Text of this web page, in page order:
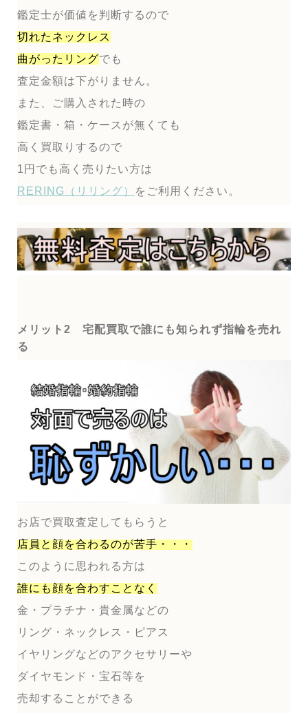
鑑定士が価値を判断するので
切れたネックレス
曲がったリングでも
査定金額は下がりません。
また、ご購入された時の
鑑定書・箱・ケースが無くても
高く買取りするので
1円でも高く売りたい方は
RERING（リリング）
をご利用ください。
メリット2 宅配買取で誰にも知られず指輪を売れ
る
お店で買取査定してもらうと
店員と顔を合わるのが苦手・・・
このように思われる方は
誰にも顔を合わすことなく
金・プラチナ・貴金属などの
リング・ネックレス・ピアス
イヤリングなどのアクセサリーや
ダイヤモンド・宝石等を
売却することができる